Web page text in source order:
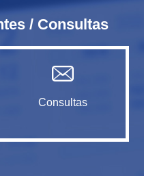
/ Consultas
Consultas